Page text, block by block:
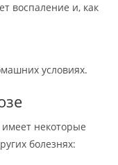
воспаление и, как
условиях.
некоторые
болезнях: